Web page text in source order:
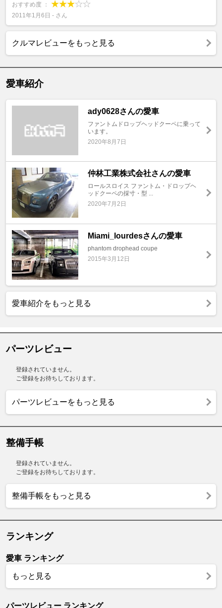
おすすめ度 ：
2011年1月6日 - さん
クルマレビューをもっと見る
愛車紹介
ady0628さんの愛車
ファントムドロップヘッドクーペに乗って
います。
2020年8月7日
仲林工業株式会社さんの愛車
ロールスロイス ファントム・ドロップヘ
ッドクーペの採寸・型 ...
2020年7月2日
Miami_lourdesさんの愛車
phantom drophead coupe
2015年3月12日
愛車紹介をもっと見る
パーツレビュー
登録されていません。
ご登録をお待ちしております。
パーツレビューをもっと見る
整備手帳
登録されていません。
ご登録をお待ちしております。
整備手帳をもっと見る
ランキング
愛車 ランキング
もっと見る
パーツレビュー ランキング